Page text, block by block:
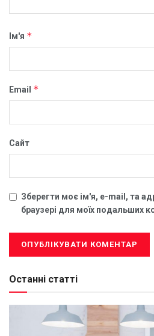
Ім'я *
Email *
Сайт
Зберегти моє ім'я, e-mail, та
браузері для моїх подальших
Останні статті